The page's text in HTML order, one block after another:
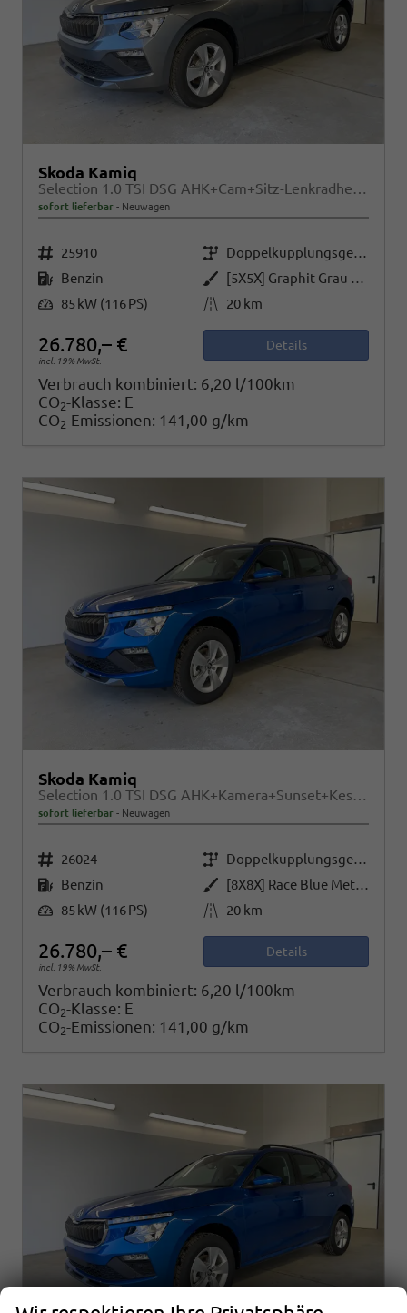
Skoda Kamiq
Selection 1.0 TSI DSG AHK+Cam+Sitz-Lenkradheiz+Sunset+Kessy+AppConnect+Alu16
sofort lieferbar Neuwagen
Fahrzeugnr. 25910 Getriebe
Doppelkupplungsgetriebe (DSG)
Kraftstoff Benzin Außenfarbe
[5X5X] Graphit Grau Metallic
Leistung 85 kW (116 PS) Kilometerstand 20 km
26.780,– €
incl. 19% MwSt.
Details
Verbrauch kombiniert: 6,20 l/100km
CO2-Klasse: E
CO2-Emissionen: 141,00 g/km
Skoda Kamiq
Selection 1.0 TSI DSG AHK+Kamera+Sunset+Kessy+AppConnect+Sitzheiz+Alu16+GV5
sofort lieferbar Neuwagen
Fahrzeugnr. 26024 Getriebe
Doppelkupplungsgetriebe (DSG)
Kraftstoff Benzin Außenfarbe
[8X8X] Race Blue Metallic
Leistung 85 kW (116 PS) Kilometerstand 20 km
26.780,– €
incl. 19% MwSt.
Details
Verbrauch kombiniert: 6,20 l/100km
CO2-Klasse: E
CO2-Emissionen: 141,00 g/km